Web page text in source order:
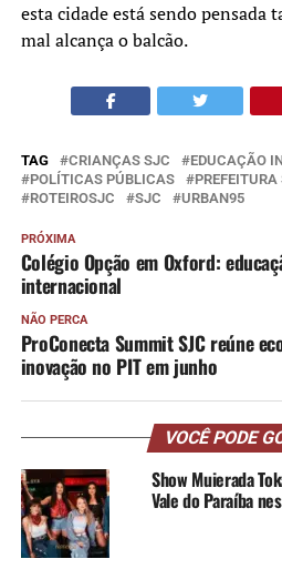
esta cidade está sendo pensada
mal alcança o balcão.
TAG CRIANÇAS SJC EDUCAÇÃO
POLÍTICAS PÚBLICAS
PREFEITURA
ROTEIROSJC
SJC URBAN95
PRÓXIMA
Colégio Opção em Oxford:
internacional
NÃO PERCA
ProConecta Summit SJC reúne
inovação no PIT em junho
VOCÊ PODE
Show Muierada
Vale do Paraíba